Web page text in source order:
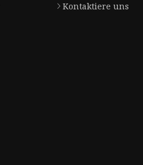
Kontaktiere uns